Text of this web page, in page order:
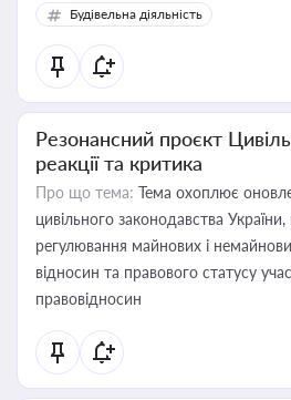
Будівельна діяльність
Резонансний проєкт
реакції та критика
Про що тема: Тема охоплює
цивільного законодавства
регулювання майнових і
відносин та правового статусу
правовідносин